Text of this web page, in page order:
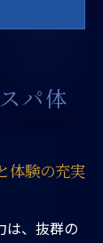
日常の
で重視
体験
パ体
体験の充実
は、抜群の